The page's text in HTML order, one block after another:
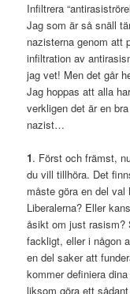
Infiltrera
Jag som är så snäll
nazisterna genom att
infiltration av
jag vet! Men det går
Jag hoppas att alla
verkligen det är en
nazist…
1. Först och främst,
du vill tillhöra. Det
måste göra en del
Liberalerna? Eller
åsikt om just rasism?
fackligt, eller i någon
en del saker att
kommer definiera
liksom göra ett